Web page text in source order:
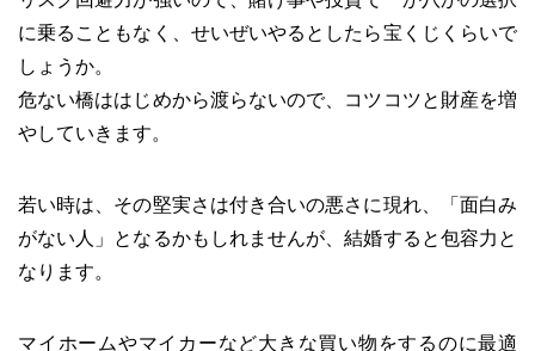
に乗ることもなく、せいぜいやるとしたら宝くじくらいで
しょうか。
危ない橋ははじめから渡らないので、コツコツと財産を増
やしていきます。
若い時は、その堅実さは付き合いの悪さに現れ、「面白み
がない人」となるかもしれませんが、結婚すると包容力と
なります。
マイホームやマイカーなど大きな買い物をするのに最適